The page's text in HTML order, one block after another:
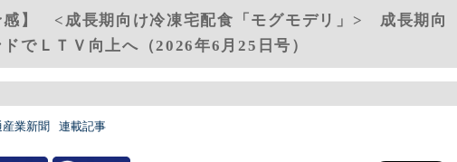
感】 <成長期向け冷凍宅配食「モグモデリ」> 成長期向
でＬＴＶ向上へ（2026年6月25日号）
産業新聞 連載記事